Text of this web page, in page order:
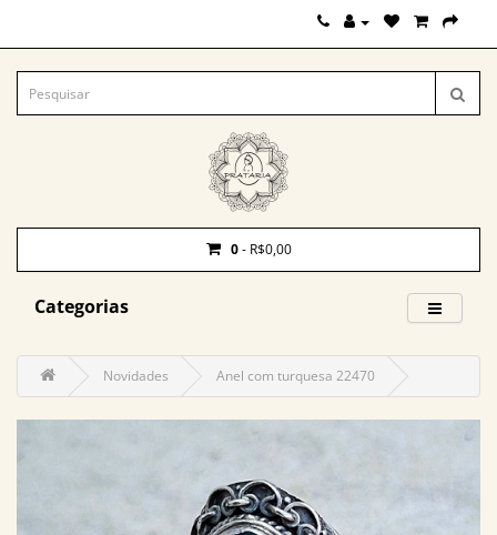
0- R$0,00
Categorias
Novidades Anel com turquesa 22470